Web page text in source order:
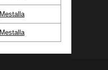
Mestalla
Mestalla